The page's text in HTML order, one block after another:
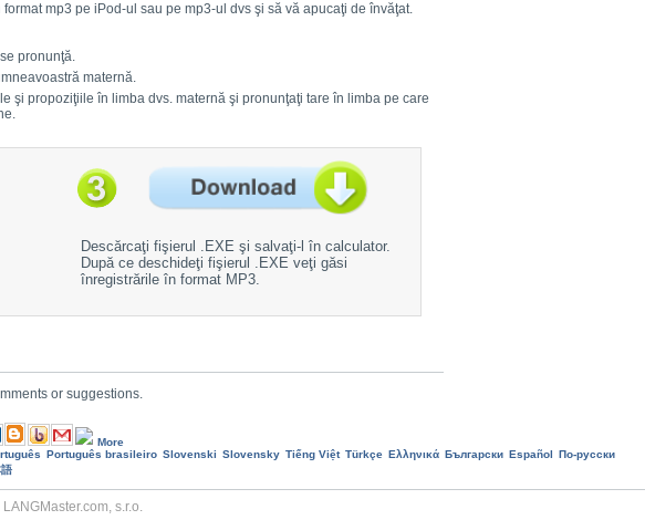
mp3 pe iPod-ul sau pe mp3-ul dvs şi să vă apucaţi de învăţat.
pronunţă.
maternă.
şi propoziţiile în limba dvs. maternă şi pronunţaţi tare în limba pe care
Descărcaţi fişierul .EXE şi salvaţi-l în calculator.
După ce deschideţi fişierul .EXE veţi găsi
înregistrările în format MP3.
or suggestions.
More
Português brasileiro Slovenski Slovensky Tiếng Việt Türkçe Ελληνικά Български Еspañol
По-русски
s.r.o.